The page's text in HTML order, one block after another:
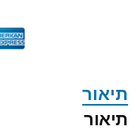
תיאור
תיאור